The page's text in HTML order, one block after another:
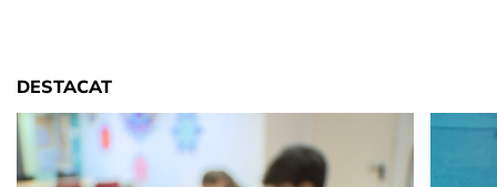
DESTACAT